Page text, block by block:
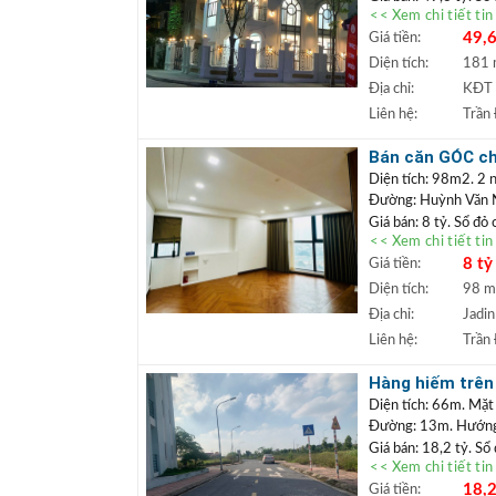
Căn biệt thự góc
uất, có thể khai
gần trung tâm
tốt.
+++ Liên hệ xem
Lâm.
+ Bất động
ngân hàng lãi
<< Xem chi tiết tin
Giá tiền:
Diện tích:
181
Địa chỉ:
KĐT
Liên hệ:
Bán căn GÓC
cư được ngay
Diện tích: 98m2. 2
Đường: Huỳnh Văn
Giá bán: 8 tỷ. Sổ
Căn chung cư
tiện ích an sinh
mua định cư lâu
+++ Liên hệ xem
+TRẦN
+ Bất động
ngân hàng lãi
<< Xem chi tiết tin
Giá tiền:
8 tỷ
Diện tích:
98
Địa chỉ:
Liên hệ:
Hàng hiếm
hoặc làm văn
Diện tích: 66m.
Đường: 13m.
Giá bán: 18,2 tỷ.
Vị trí:Đất đấu giá
khuôn viên cây
<< Xem chi tiết tin
Giá tiền: